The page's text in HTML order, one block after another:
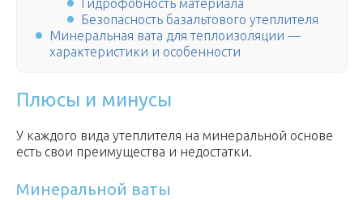
Гидрофобность материала
Безопасность базальтового утеплителя
Минеральная вата для теплоизоляции —
характеристики и особенности
Плюсы и минусы
У каждого вида утеплителя на минеральной основе
есть свои преимущества и недостатки.
Минеральной ваты